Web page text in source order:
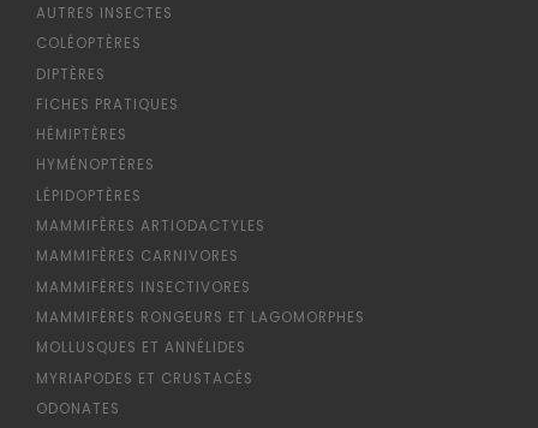
AUTRES INSECTES
COLÉOPTÈRES
DIPTÈRES
FICHES PRATIQUES
HÉMIPTÈRES
HYMÉNOPTÈRES
LÉPIDOPTÈRES
MAMMIFÈRES ARTIODACTYLES
MAMMIFÈRES CARNIVORES
MAMMIFÈRES INSECTIVORES
MAMMIFÈRES RONGEURS ET LAGOMORPHES
MOLLUSQUES ET ANNÉLIDES
MYRIAPODES ET CRUSTACÉS
ODONATES